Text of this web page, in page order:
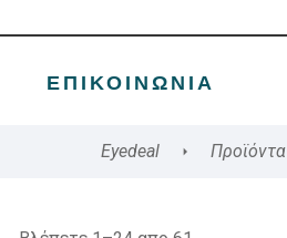
ΕΠΙΚΟΙΝΩΝΊΑ
Eyedeal Προϊόντα